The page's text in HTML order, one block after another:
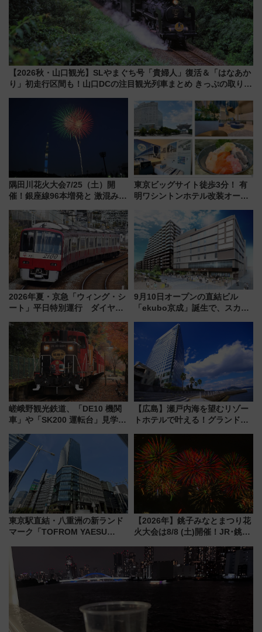
【2026秋・山口観光】SLやまぐち号「貴婦人」復活＆「はなあか
り」初走行区間も！山口DCの注目観光列車まとめ きっぷの取り方
隅田川花火大会7/25（土）開
催！銀座線96本増発と 激混みの
アクセス攻略法、2万発の花火が
都心の夜に！
東京ビッグサイト徒歩3分！ 有
明ワシントンホテル改装オープ
客室」や海鮮丼が人気の朝食ビ
ュッフェを現地レポ
2026年夏・京急「ウィング・シ
ート」平日特別運行 ダイヤ・
三浦海岸を堪能できるお出かけ
プランもご紹介
9月10日オープンの直結ビル
「ekubo京成」誕生で、スカイ
新鎌ヶ谷はどう変わる？ 全テナ
ント情報も公開！
嵯峨野観光鉄道、「DE10 機関
車」や「SK200 運転台」見学ツ
トの一環で激レア体験できちゃ
うかも 参加方法やスケジュール
をご紹介
【広島】瀬戸内海を望むリゾー
トホテルで叶える！グランドプ
ディング＆カジュアルパーティ
ープラン
東京駅直結・八重洲の新ランド
マーク「TOFROM YAESU
ないバスターミナル直結でスキ
マ時間が充実
【2026年】銚子みなとまつり花
火大会は8/8 (土)開催！JR･銚子
報、利根川に咲く8,000発の大迫
力＆屋台を満喫